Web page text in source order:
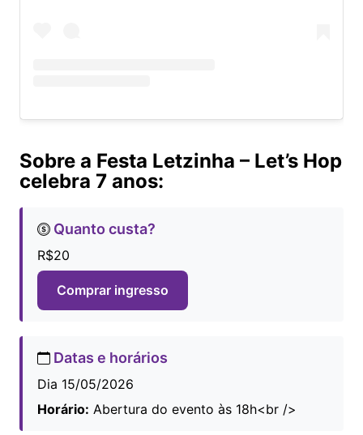
Sobre a Festa Letzinha – Let’s Hop
celebra 7 anos:
Quanto custa?
R$20
Comprar ingresso
Datas e horários
Dia 15/05/2026
Horário: Abertura do evento às 18h<br />